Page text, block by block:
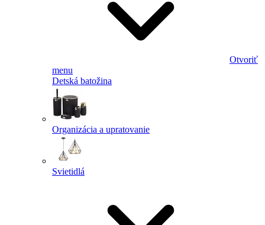
Otvoriť
menu
Detská batožina
Organizácia a upratovanie
Svietidlá